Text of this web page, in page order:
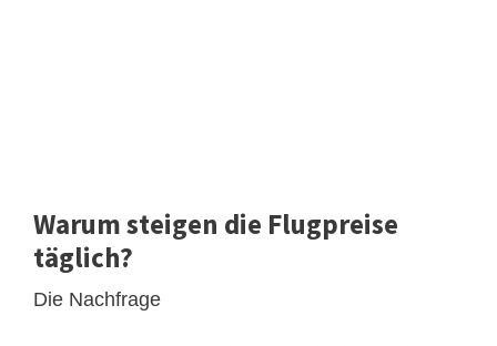
Warum steigen die Flugpreise
täglich?
Die Nachfrage